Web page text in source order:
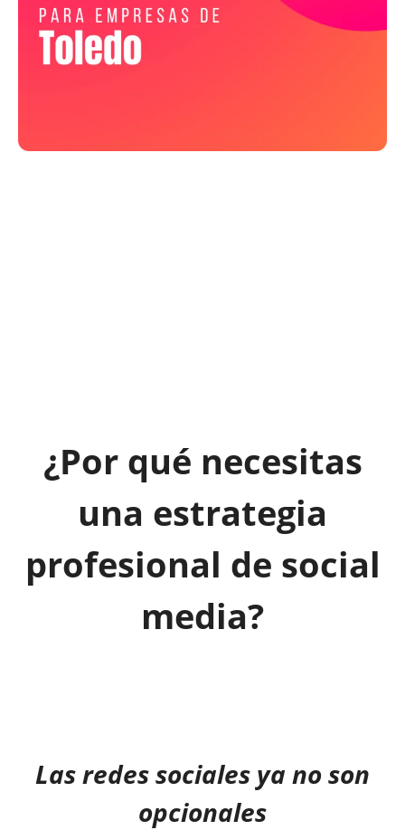
¿Por qué necesitas
una estrategia
profesional de social
media?
Las redes sociales ya no son
opcionales